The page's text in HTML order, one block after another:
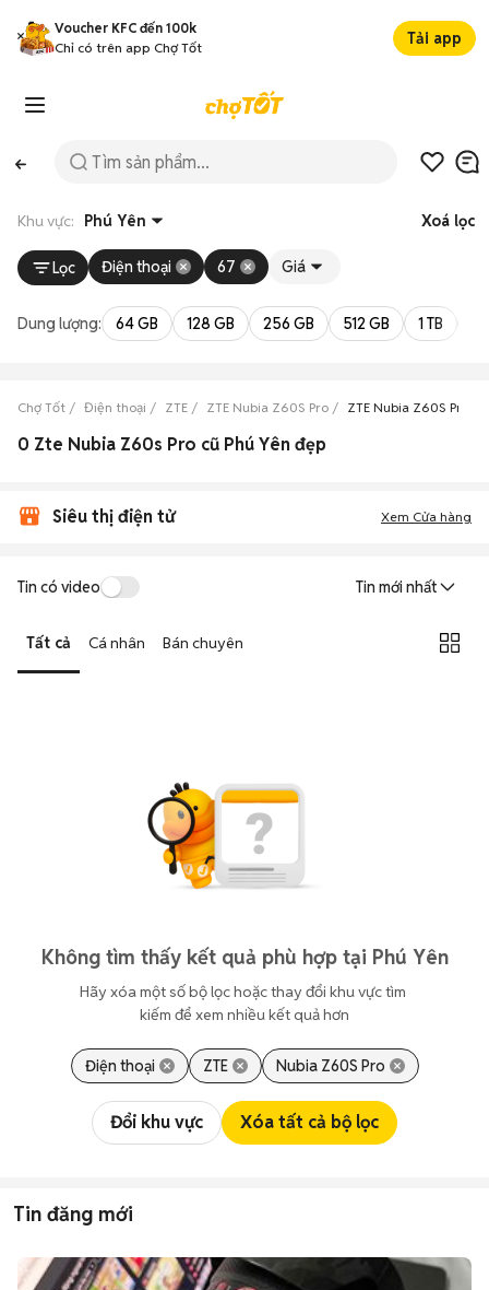
Voucher KFC đến 100k
Chỉ có trên app Chợ Tốt
Tải app
Khu vực: Phú Yên Xoá lọc
Lọc Điện thoại 67 Giá
Dung lượng: 64 GB 128 GB 256 GB 512 GB 1 TB
Chợ Tốt Điện thoại ZTE ZTE Nubia Z60S Pro ZTE Nubia Z60S Pro
0 Zte Nubia Z60s Pro cũ Phú Yên đẹp
Siêu thị điện tử Xem Cửa hàng
Tin có video Tin mới nhất
Tất cả Cá nhân Bán chuyên
Không tìm thấy kết quả phù hợp tại Phú Yên
Hãy xóa một số bộ lọc hoặc thay đổi khu vực tìm
kiếm để xem nhiều kết quả hơn
Điện thoại ZTE Nubia Z60S Pro
Đổi khu vực Xóa tất cả bộ lọc
Tin đăng mới